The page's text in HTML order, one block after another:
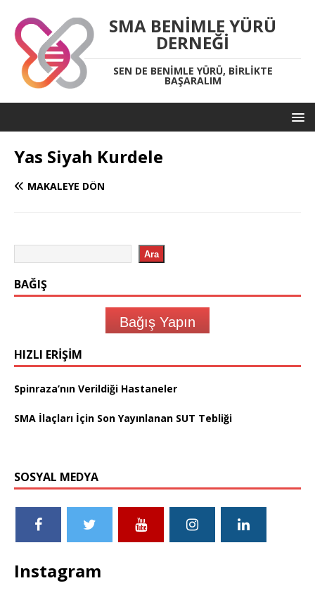
SMA BENIMLE YÜRÜ
DERNEĞI
SEN DE BENIMLE YÜRÜ, BIRLIKTE
BAŞARALIM
Yas Siyah Kurdele
MAKALEYE DÖN
Ara
BAĞIŞ
Bağış Yapın
HIZLI ERIŞIM
Spinraza’nın Verildiği Hastaneler
SMA İlaçları İçin Son Yayınlanan SUT Tebliği
SOSYAL MEDYA
Instagram